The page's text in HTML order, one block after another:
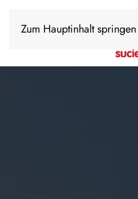
Zum Hauptinhalt springen